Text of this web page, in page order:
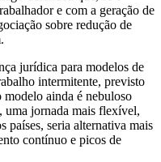
e com a geração de
sobre redução de
jurídica para modelos de
intermitente, previsto
modelo ainda é nebuloso
uma jornada mais flexível,
países, seria alternativa mais
contínuo e picos de